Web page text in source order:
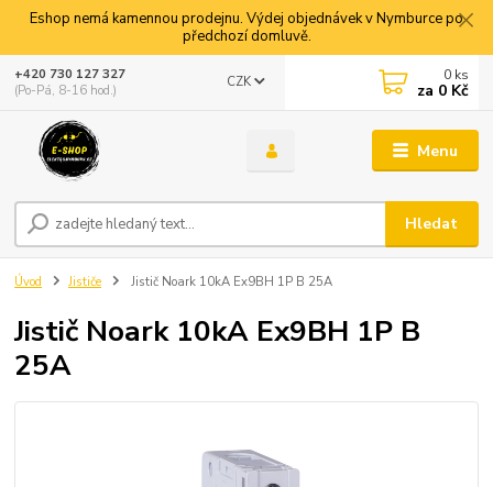
Eshop nemá kamennou prodejnu. Výdej objednávek v Nymburce po
předchozí domluvě.
Menu
CZK
Hledat
+420 730 127 327
(Po-Pá, 8-16 hod.)
0 ks
za 0 Kč
Úvod Jističe Jistič Noark 10kA Ex9BH 1P B 25A
Jistič Noark 10kA Ex9BH 1P B
25A